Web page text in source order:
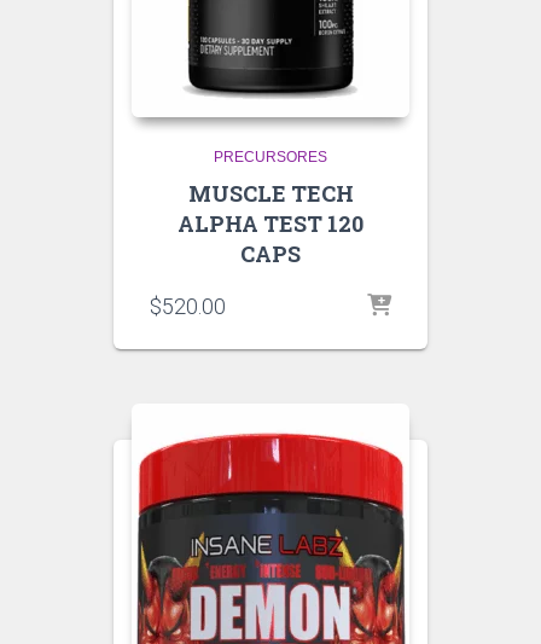
PRECURSORES
MUSCLE TECH
ALPHA TEST 120
CAPS
$520.00